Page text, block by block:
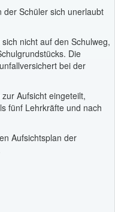
der Schüler sich unerlaubt
nicht auf den Schulweg,
Die
bei der
Aufsicht eingeteilt,
fünf Lehrkräfte und nach
Aufsichtsplan der